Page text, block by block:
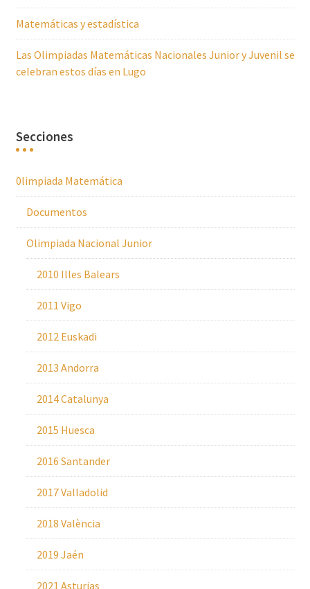
Matemáticas y estadística
Las Olimpiadas Matemáticas Nacionales Junior y Juvenil se
celebran estos días en Lugo
Secciones
0limpiada Matemática
Documentos
Olimpiada Nacional Junior
2010 Illes Balears
2011 Vigo
2012 Euskadi
2013 Andorra
2014 Catalunya
2015 Huesca
2016 Santander
2017 Valladolid
2018 València
2019 Jaén
2021 Asturias